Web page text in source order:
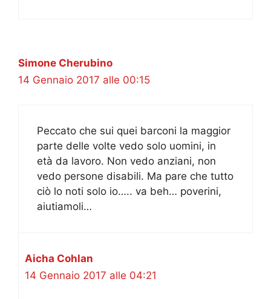
Simone Cherubino
14 Gennaio 2017 alle 00:15
Peccato che sui quei barconi la maggior
parte delle volte vedo solo uomini, in
età da lavoro. Non vedo anziani, non
vedo persone disabili. Ma pare che tutto
ciò lo noti solo io….. va beh… poverini,
aiutiamoli…
Aicha Cohlan
14 Gennaio 2017 alle 04:21